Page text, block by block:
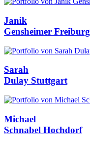
Janik
Gensheimer Freiburg
Sarah
Dulay Stuttgart
Michael
Schnabel Hochdorf